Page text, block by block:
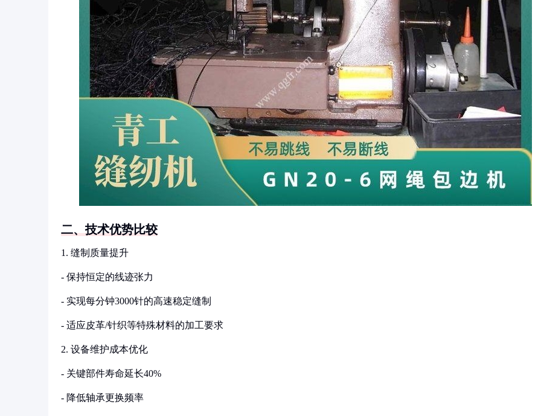
二、技术优势比较
1. 缝制质量提升
- 保持恒定的线迹张力
- 实现每分钟3000针的高速稳定缝制
- 适应皮革/针织等特殊材料的加工要求
2. 设备维护成本优化
- 关键部件寿命延长40%
- 降低轴承更换频率